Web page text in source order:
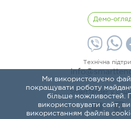
Ми використовуємо
покращувати роботу
більше можливостей.
використовувати сайт,
використанням файлів
Технічна
Демо-
SmartTender у